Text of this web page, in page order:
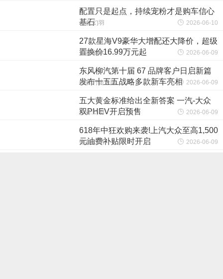
配置只是起点，持续宠粉才是购车信心
基石
作者:幻羽 2026-06-10
27款星海V9豪华大增配还大降价，超级
置换价16.99万元起
作者:似水 2026-06-09
东风柳汽第十届 67 品牌客户日启新篇
发布十五五战略多款新车亮相
作者:行走天际 2026-06-09
五大黄金标准给出全新答案 一汽-大众
双PHEV开启预售
作者:幻羽 2026-06-09
618年中狂欢购来袭!上汽大众至高1,500
元油费补贴限时开启
作者:幻羽 2026-06-09